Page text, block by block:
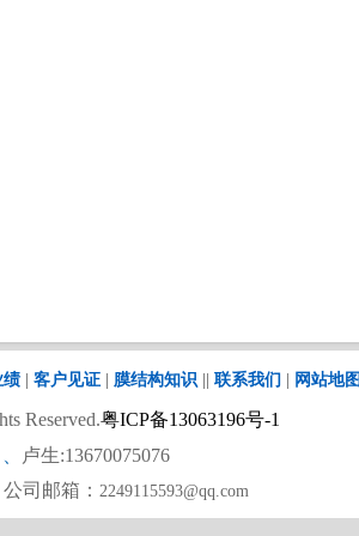
绩| 客户见证| 膜结构知识|| 联系我们 网站地
Reserved.粤ICP备13063196号-1
卢生:13670075076
司邮箱： 2249115593@qq.com